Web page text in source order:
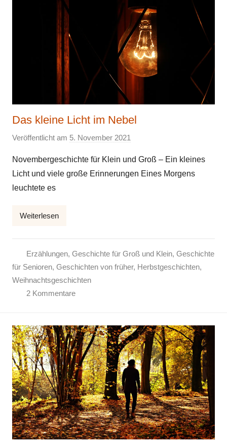
Das kleine Licht im Nebel
Veröffentlicht am 5. November 2021
n
E
Novembergeschichte für Klein und Groß – Ein kleines
Licht und viele große Erinnerungen Eines Morgens
leuchtete es
Weiterlesen
Erzählungen, Geschichte für Groß und Klein, Geschichte
für Senioren, Geschichten von früher, Herbstgeschichten,
Weihnachtsgeschichten
2 Kommentare